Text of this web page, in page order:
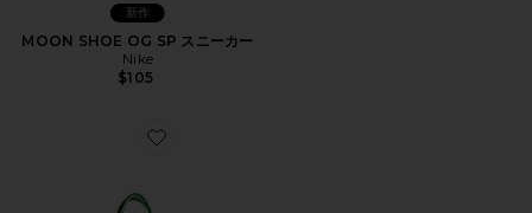
新作
MOON SHOE OG SP スニーカー
Nike
$105
Favorite BEACH BAG ビーチバッグ